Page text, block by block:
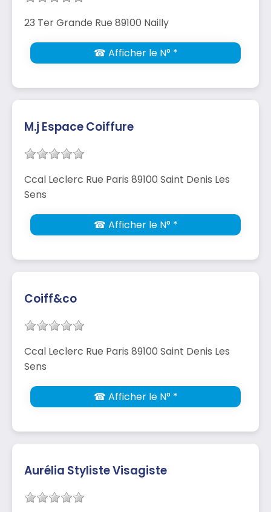
23 Ter Grande Rue 89100 Nailly
☎ Afficher le N° *
M.j Espace Coiffure
Ccal Leclerc Rue Paris 89100 Saint Denis Les
Sens
☎ Afficher le N° *
Coiff&co
Ccal Leclerc Rue Paris 89100 Saint Denis Les
Sens
☎ Afficher le N° *
Aurélia Styliste Visagiste